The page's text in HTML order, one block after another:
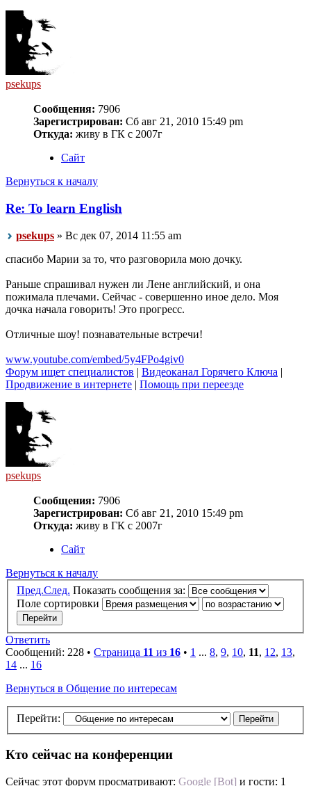
psekups
Сообщения: 7906
Зарегистрирован: Сб авг 21, 2010 15:49 pm
Откуда: живу в ГК с 2007г
Сайт
Вернуться к началу
Re: To learn English
psekups » Вс дек 07, 2014 11:55 am
спасибо Марии за то, что разговорила мою дочку.
Раньше спрашивал нужен ли Лене английский, и она
пожимала плечами. Сейчас - совершенно иное дело. Моя
дочка начала говорить! Это прогресс.
Отличные шоу! познавательные встречи!
www.youtube.com/embed/5y4FPo4giv0
Форум ищет специалистов | Видеоканал Горячего Ключа |
Продвижение в интернете | Помощь при переезде
psekups
Сообщения: 7906
Зарегистрирован: Сб авг 21, 2010 15:49 pm
Откуда: живу в ГК с 2007г
Сайт
Вернуться к началу
Пред.След. Показать сообщения за:
Поле сортировки
Ответить
Сообщений: 228 • Страница 11 из 16 • 1 ... 8, 9, 10, 11, 12, 13,
14 ... 16
Вернуться в Общение по интересам
Перейти:
Кто сейчас на конференции
Сейчас этот форум просматривают: Google [Bot] и гости: 1